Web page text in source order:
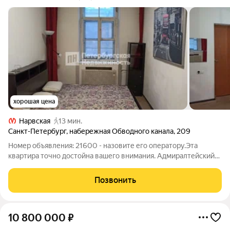
хорошая цена
Нарвская
13 мин.
Санкт-Петербург, набережная Обводного канала, 209
Номер объявления: 21600 - назовите его оператору.Эта
квартира точно достойна вашего внимания. Адмиралтейский
м. Балтийская 10 минут, въезд на ЗСД, удобные транспортные
артерии - до центра
Позвонить
10 800 000 ₽